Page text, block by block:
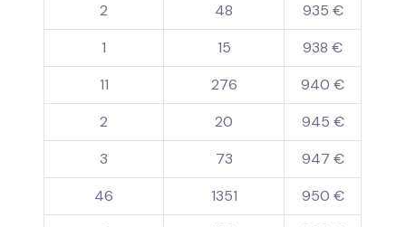
2
48
935 €
1
15
938 €
11
276
940 €
2
20
945 €
3
73
947 €
46
1351
950 €